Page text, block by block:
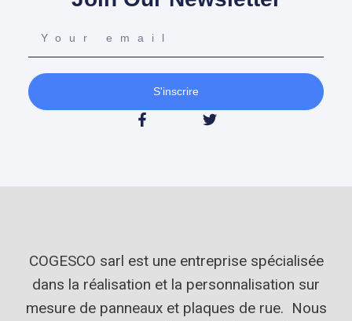
S'inscrire
COGESCO sarl est une entreprise spécialisée
dans la réalisation et la personnalisation sur
mesure de panneaux et plaques de rue. Nous